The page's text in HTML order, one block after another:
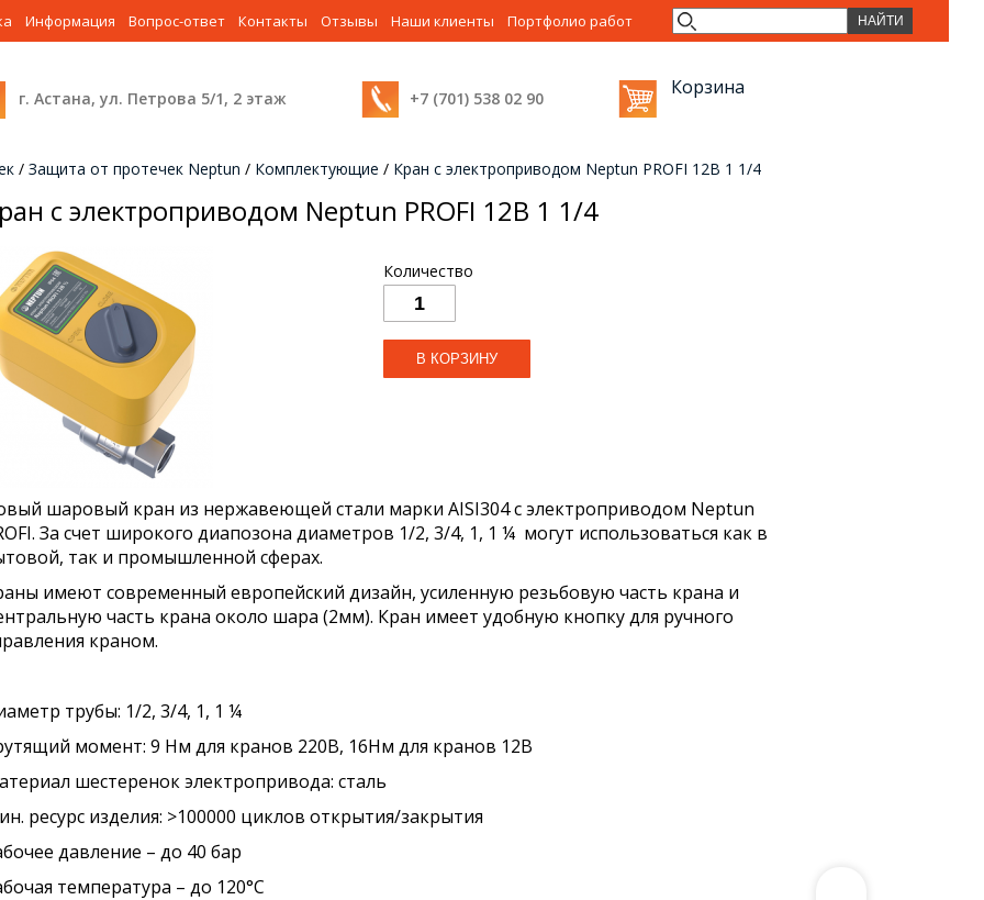
Информация Вопрос-ответ Контакты Отзывы Наши клиенты Портфолио работ
г. Астана, ул. Петрова 5/1, 2 этаж +7 (701) 538 02 90 Корзина
/ Защита от протечек Neptun / Комплектующие / Кран с электроприводом Neptun PROFI 12В 1 1/4
с электроприводом Neptun PROFI 12В 1 1/4
Количество
шаровый кран из нержавеющей стали марки AISI304 с электроприводом Neptun
За счет широкого диапозона диаметров 1/2, 3/4, 1, 1 ¼ могут использоваться как в
так и промышленной сферах.
имеют современный европейский дизайн, усиленную резьбовую часть крана и
часть крана около шара (2мм). Кран имеет удобную кнопку для ручного
краном.
трубы: 1/2, 3/4, 1, 1 ¼
момент: 9 Нм для кранов 220В, 16Нм для кранов 12В
шестеренок электропривода: сталь
ресурс изделия: >100000 циклов открытия/закрытия
давление – до 40 бар
температура – до 120°С